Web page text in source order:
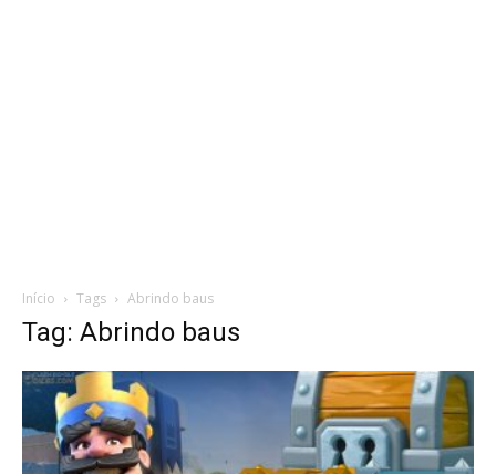
Início Tags Abrindo baus
Tag: Abrindo baus